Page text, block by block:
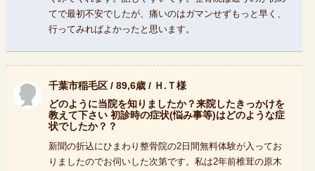
てで最初不安でしたが、痛いのはガマンせずもっと早く、
行ってみればよかったと思います。
千葉市稲毛区 / 89,6歳 / Ｈ.Ｔ様
どのように当院を知りましたか？来院したきっかけを
教えて下さい 初診時の症状(悩み事等)はどのような症
状でしたか？？
新聞の折込にひまわり整骨院の2日間無料体験が入ってお
りましたのでお伺いした次第です。私は2年前椎茸の原木